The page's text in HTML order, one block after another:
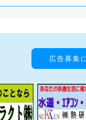
広告募集